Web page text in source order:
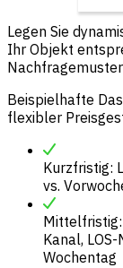
Legen Sie
Ihr Objekt
Beispielhafte
flexibler
Kurzfristig:
vs.
Kanal,
Wochentag